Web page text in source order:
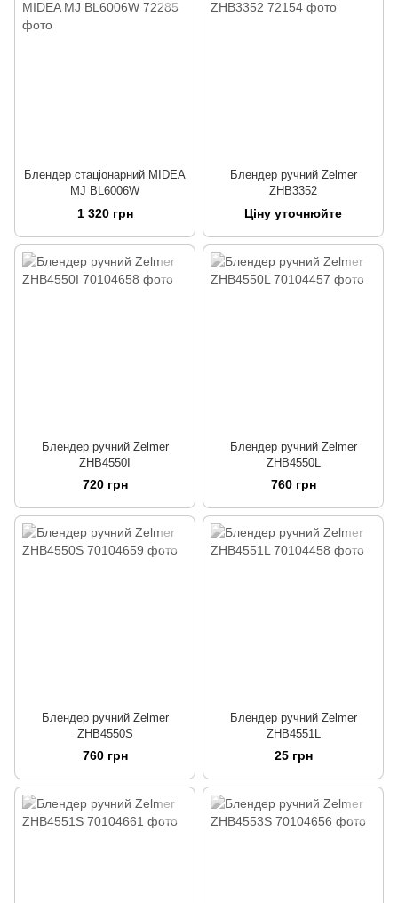
Блендер стаціонарний MIDEA
MJ BL6006W
1 320 грн
Блендер ручний Zelmer
ZHB3352
Ціну уточнюйте
Блендер ручний Zelmer
ZHB4550I
720 грн
Блендер ручний Zelmer
ZHB4550L
760 грн
Блендер ручний Zelmer
ZHB4550S
760 грн
Блендер ручний Zelmer
ZHB4551L
25 грн